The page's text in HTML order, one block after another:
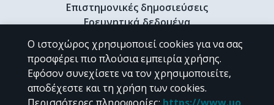
Επιστημονικές δημοσιεύσεις
Ερευνητικά δεδομένα
Διδακτορικές διατριβές & Γκρίζα βιβλιογραφία
Προφίλ Ερευνητή
CC BY-NC 4.0
Ο ιστοχώρος χρησιμοποιεί cookies για να σας
προσφέρει πιο πλούσια εμπειρία χρήσης.
Εφόσον συνεχίσετε να τον χρησιμοποιείτε,
αποδέχεστε και τη χρήση των cookies.